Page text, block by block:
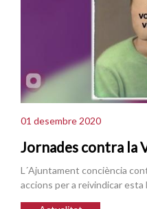
01 desembre 2020
Jornades contra la
L´Ajuntament conciència
accions per a reivindicar esta